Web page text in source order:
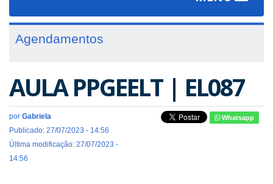
Agendamentos
AULA PPGEELT | EL087
por Gabriela
Publicado: 27/07/2023 - 14:56
Última modificação: 27/07/2023 -
14:56
Whatsapp